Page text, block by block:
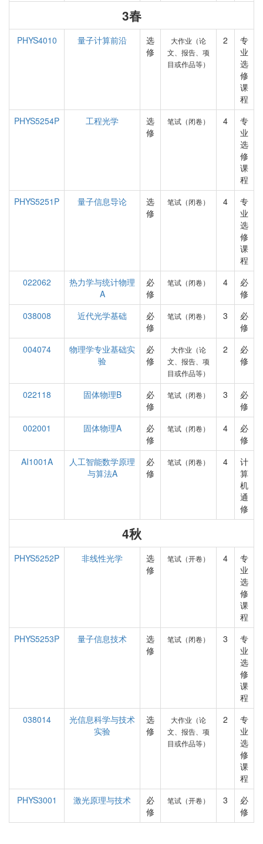
3春
PHYS4010 量子计算前沿
选
修
大作业（论
文、报告、项
目或作品等）
2
专
业
选
修
课
程
PHYS5254P
工程光学
选
修
笔试（闭卷） 4
专
业
选
修
课
程
PHYS5251P
量子信息导论
选
修
笔试（闭卷） 4
专
业
选
修
课
程
022062
热力学与统计物理
A
必
修
笔试（闭卷） 4
必
修
038008
近代光学基础
必
修
笔试（闭卷） 3
必
修
004074
物理学专业基础实
验
必
修
大作业（论
文、报告、项
目或作品等）
2
必
修
022118 固体物理B
必
修
笔试（闭卷） 3
必
修
002001
固体物理A
必
修
笔试（闭卷） 4
必
修
AI1001A
人工智能数学原理
与算法A
必
修
笔试（闭卷） 4
计
算
机
通
修
4秋
PHYS5252P 非线性光学
选
修
笔试（开卷） 4
专
业
选
修
课
程
PHYS5253P
量子信息技术
选
修
笔试（闭卷） 3
专
业
选
修
课
程
038014
光信息科学与技术
实验
选
修
大作业（论
文、报告、项
目或作品等）
2
专
业
选
修
课
程
PHYS3001
激光原理与技术
必
修
笔试（开卷） 3
必
修